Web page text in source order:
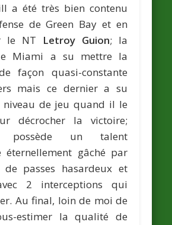
a été très bien contenu
de Green Bay et en
le NT Letroy Guion; la
Miami a su mettre la
façon quasi-constante
mais ce dernier a su
niveau de jeu quand il le
décrocher la victoire;
possède un talent
éternellement gâché par
passes hasardeux et
2 interceptions qui
Au final, loin de moi de
estimer la qualité de